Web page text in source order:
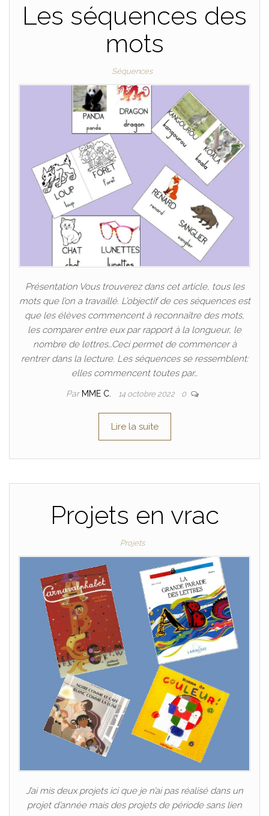
Les séquences des
mots
Séquences
Présentation Vous trouverez dans cet article, tous les
mots que l’on a travaillé. L’objectif de ces séquences est
que les élèves commencent à reconnaître des mots,
les comparer entre eux par rapport à la longueur, le
nombre de lettres…Ceci permet de commencer à
rentrer dans la lecture. Les séquences se ressemblent:
elles commencent toutes par…
Par MME C. 14 octobre 2022 0
Lire la suite
Projets en vrac
Projets
J’ai mis deux projets ici que je n’ai pas réalisé dans un
projet d’année mais des projets de période sans lien